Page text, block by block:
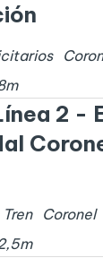
m
2 -
Coronel
m